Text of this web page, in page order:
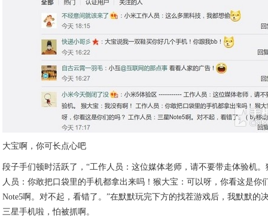
大宝啊，你可长点心吧
段子手们顿时活跃了，“工作人员：这位媒体老师，请不要带走体验机
人员：你敢把口袋里的手机都拿出来吗！猴大宝：可以呀，你看这是你
Note5啊。对不起，看错了。”在默默玩完下方的找茬游戏后，我默默的
三星手机啦，怕被抓啊。